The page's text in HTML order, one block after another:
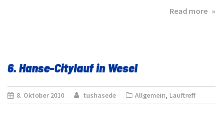
Read more
6. Hanse-Citylauf in Wesel
8. Oktober 2010 tushasede Allgemein, Lauftreff